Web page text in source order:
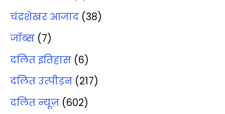
चंद्रशेखर आजाद (38)
जॉब्‍स (7)
दलित इतिहास (6)
दलित उत्‍पीड़न (217)
दलित न्‍यूज़ (602)